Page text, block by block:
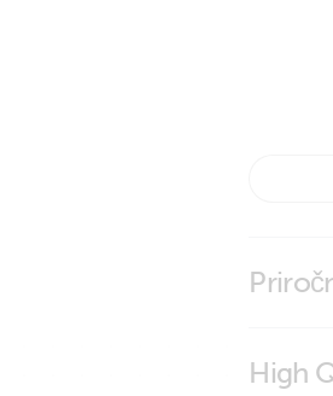
High